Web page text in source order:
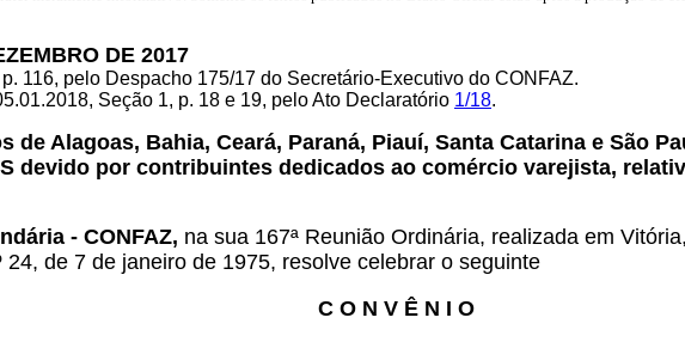
DE 2017
116, pelo Despacho 175/17 do Secretário-Executivo do CONFAZ.
Seção 1, p. 18 e 19, pelo Ato Declaratório 1/18.
de Alagoas, Bahia, Ceará, Paraná, Piauí, Santa Catarina e São
devido por contribuintes dedicados ao comércio varejista,
- CONFAZ, na sua 167ª Reunião Ordinária, realizada em
de 7 de janeiro de 1975, resolve celebrar o seguinte
C O N V Ê N I O